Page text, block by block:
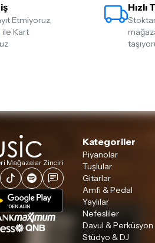
Etmiyoruz,
ile Kart
Hızlı
Mağazalar Zinciri
Kategoriler
Piyanolar
Tuşlular
Gitarlar
Amfi & Pedal
Yaylılar
Nefesliler
Davul & Perküsyon
Stüdyo & DJ